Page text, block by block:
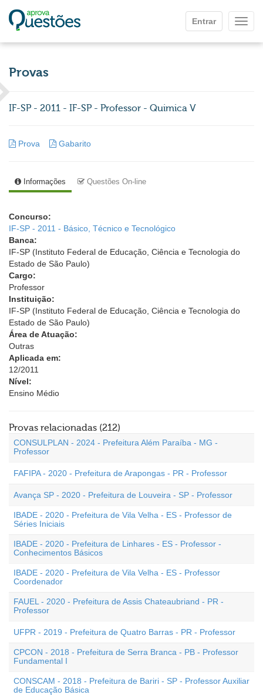
Entrar
Provas
IF-SP - 2011 - IF-SP - Professor - Quimica V
Prova Gabarito
Informações Questões On-line
Concurso:
IF-SP - 2011 - Básico, Técnico e Tecnológico
Banca:
IF-SP (Instituto Federal de Educação, Ciência e Tecnologia do
Estado de São Paulo)
Cargo:
Professor
Instituição:
IF-SP (Instituto Federal de Educação, Ciência e Tecnologia do
Estado de São Paulo)
Área de Atuação:
Outras
Aplicada em:
12/2011
Nível:
Ensino Médio
Provas relacionadas (212)
CONSULPLAN - 2024 - Prefeitura Além Paraíba - MG -
Professor
FAFIPA - 2020 - Prefeitura de Arapongas - PR - Professor
Avança SP - 2020 - Prefeitura de Louveira - SP - Professor
IBADE - 2020 - Prefeitura de Vila Velha - ES - Professor de
Séries Iniciais
IBADE - 2020 - Prefeitura de Linhares - ES - Professor -
Conhecimentos Básicos
IBADE - 2020 - Prefeitura de Vila Velha - ES - Professor
Coordenador
FAUEL - 2020 - Prefeitura de Assis Chateaubriand - PR -
Professor
UFPR - 2019 - Prefeitura de Quatro Barras - PR - Professor
CPCON - 2018 - Prefeitura de Serra Branca - PB - Professor
Fundamental I
CONSCAM - 2018 - Prefeitura de Bariri - SP - Professor Auxiliar
de Educação Básica